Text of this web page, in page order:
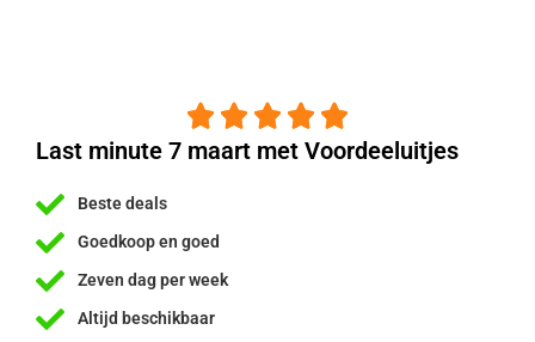
    
Last minute 7 maart met Voordeeluitjes
Beste deals
Goedkoop en goed
Zeven dag per week
Altijd beschikbaar